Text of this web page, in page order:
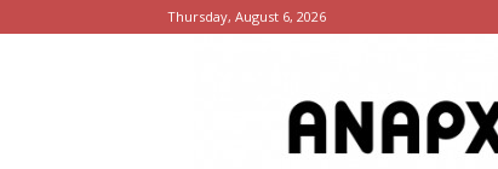
Thursday, August 6, 2026